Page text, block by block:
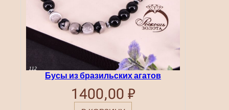
Бусы из бразильских агатов
1400,00₽